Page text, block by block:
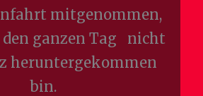
mitgenommen,
den ganzen Tag nicht
heruntergekommen
bin.